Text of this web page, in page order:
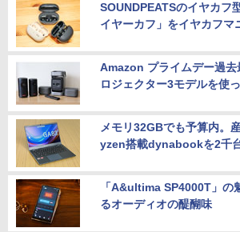
SOUNDPEATSのイヤカフ
イヤーカフ」をイヤカフマ
Amazon プライムデー過
ロジェクター3モデルを使
メモリ32GBでも予算内。
yzen搭載dynabookを2千
「A&ultima SP4000T」の
るオーディオの醍醐味